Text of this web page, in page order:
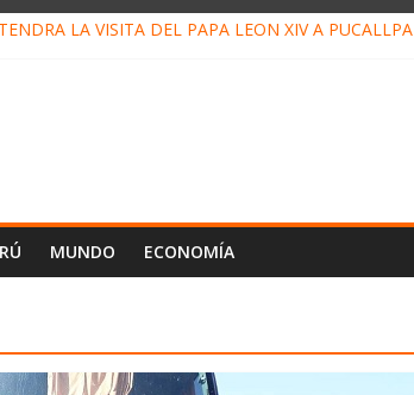
LA VISITA DEL PAPA LEÓN XIV A PUCALLPA
MUNDO ECONOMÍA